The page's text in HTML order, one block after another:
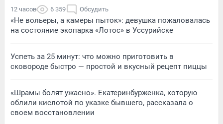
12 часов 6 359 Обсудить
«Не вольеры, а камеры пыток»: девушка пожаловалась
на состояние экопарка «Лотос» в Уссурийске
Успеть за 25 минут: что можно приготовить в
сковороде быстро — простой и вкусный рецепт пиццы
«Шрамы болят ужасно». Екатеринбурженка, которую
облили кислотой по указке бывшего, рассказала о
своем восстановлении